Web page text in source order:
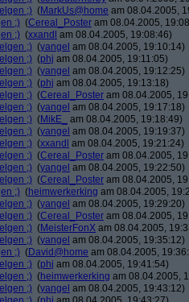
;) (MarkUs@home am 08.04.2005,
;) (Cereal_Poster am 08.04.2005,
;) (xxandl am 08.04.2005, 19:08:46)
;) (yangel am 08.04.2005, 19:10:14)
;) (phj am 08.04.2005, 19:11:05)
;) (yangel am 08.04.2005, 19:12:25)
;) (phj am 08.04.2005, 19:13:18)
;) (Cereal_Poster am 08.04.2005,
;) (yangel am 08.04.2005, 19:17:18)
;) (MikE_
am 08.04.2005, 19:18:49)
;) (yangel am 08.04.2005, 19:19:37)
;) (xxandl am 08.04.2005, 19:21:24)
;) (Cereal_Poster am 08.04.2005,
;) (yangel am 08.04.2005, 19:22:50)
;) (Cereal_Poster am 08.04.2005,
;) (heimwerkerking am 08.04.2005,
;) (yangel am 08.04.2005, 19:29:20)
;) (Cereal_Poster am 08.04.2005,
;) (MeisterFonX am 08.04.2005,
;) (yangel am 08.04.2005, 19:35:12)
;) (David@home am 08.04.2005,
;) (phj am 08.04.2005, 19:41:54)
;) (heimwerkerking am 08.04.2005,
;) (yangel am 08.04.2005, 19:43:12)